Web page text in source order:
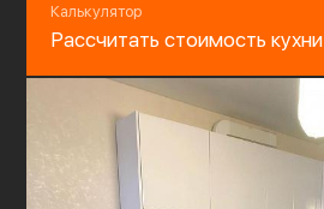
Калькулятор
Рассчитать стоимость кухни